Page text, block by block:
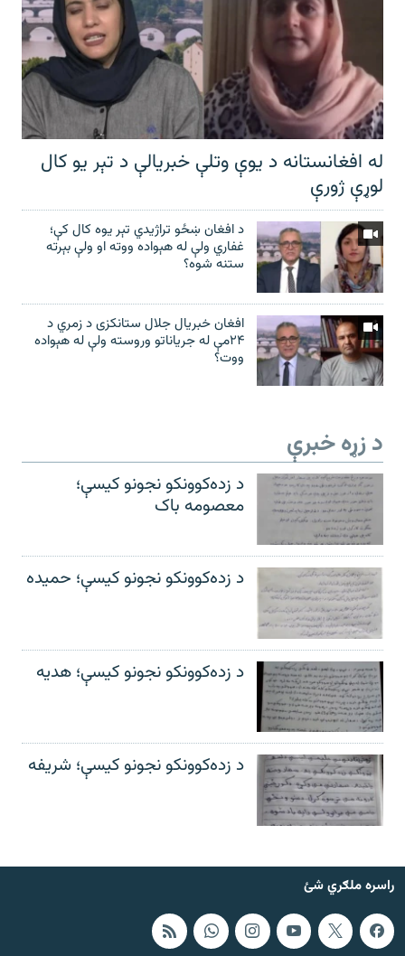
له افغانستانه د یوې وتلې خبریالې د تېر يو کال
لوړې ژورې
د افغان ښځو تراژیدي تېر یوه کال کې؛
غفاري ولې له هېواده ووته او ولې بېرته
ستنه شوه؟
افغان خبریال جلال ستانکزی د زمري د
۲۴مې له جریاناتو وروسته ولې له هېواده
ووت؟
د زړه خبرې
د زده‌کوونکو نجونو کیسې؛
معصومه باک
د زده‌کوونکو نجونو کیسې؛ حمیده
د زده‌کوونکو نجونو کیسې؛ هدیه
د زده‌کوونکو نجونو کیسې؛ شریفه
راسره ملګري شئ